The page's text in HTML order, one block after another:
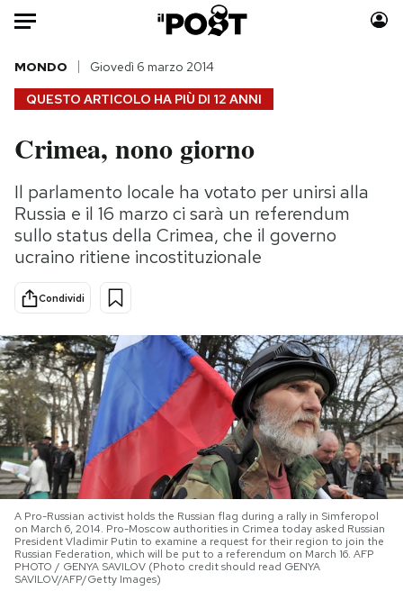
Auto
HOME
Italia
Politica
Tecnologia
Internet
Scienza
Cultura
Economia
Sport
Moda
Consumismi
Storie/Idee
Ok Boomer!
Altrecose
Mondiali calcio 2026
PODCAST
NEWSLETTER
I MIEI PREFERITI
QUESTO ARTICOLO HA PIÙ DI 12 ANNI
MONDO Giovedì 6 marzo 2014
Crimea, nono giorno
Il parlamento locale ha votato per unirsi alla
Russia e il 16 marzo ci sarà un referendum
sullo status della Crimea, che il governo
ucraino ritiene incostituzionale
Condividi
A Pro-Russian activist holds the Russian flag during a rally in Simferopol
on March 6, 2014. Pro-Moscow authorities in Crimea today asked Russian
President Vladimir Putin to examine a request for their region to join the
Russian Federation, which will be put to a referendum on March 16. AFP
PHOTO / GENYA SAVILOV (Photo credit should read GENYA
SAVILOV/AFP/Getty Images)